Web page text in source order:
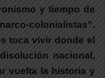
y tiempo de
colonialistas”.
toca vivir donde el
nacional,
vuelta la historia y